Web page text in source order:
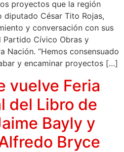
proyectos que la región
diputado César Tito Rojas,
y conversación con sus
Partido Cívico Obras y
Nación. “Hemos consensuado
y encaminar proyectos […]
vuelve Feria
del Libro de
Bayly y
Bryce